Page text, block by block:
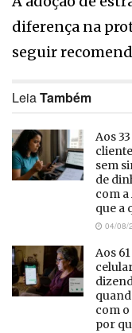
diferença na
seguir
LeiaTambém
Aos
sem
de
com
que a
04/08/
Aos
com
por